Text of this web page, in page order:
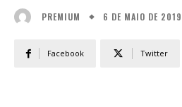
PREMIUM 6 DE MAIO DE 2019
Facebook Twitter